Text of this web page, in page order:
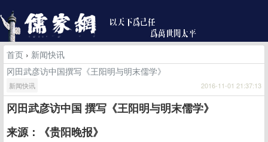
首页 › 新闻快讯
冈田武彦访中国撰写《王阳明与明末儒学》
新闻快讯 2016-11-01 21:37:13
冈田武彦访中国 撰写《王阳明与明末儒学》
来源：《贵阳晚报》